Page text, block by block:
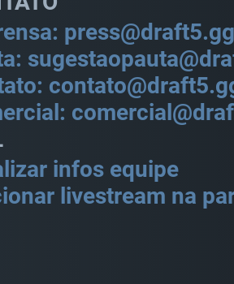
press@draft5.gg
infos equipe
livestream na